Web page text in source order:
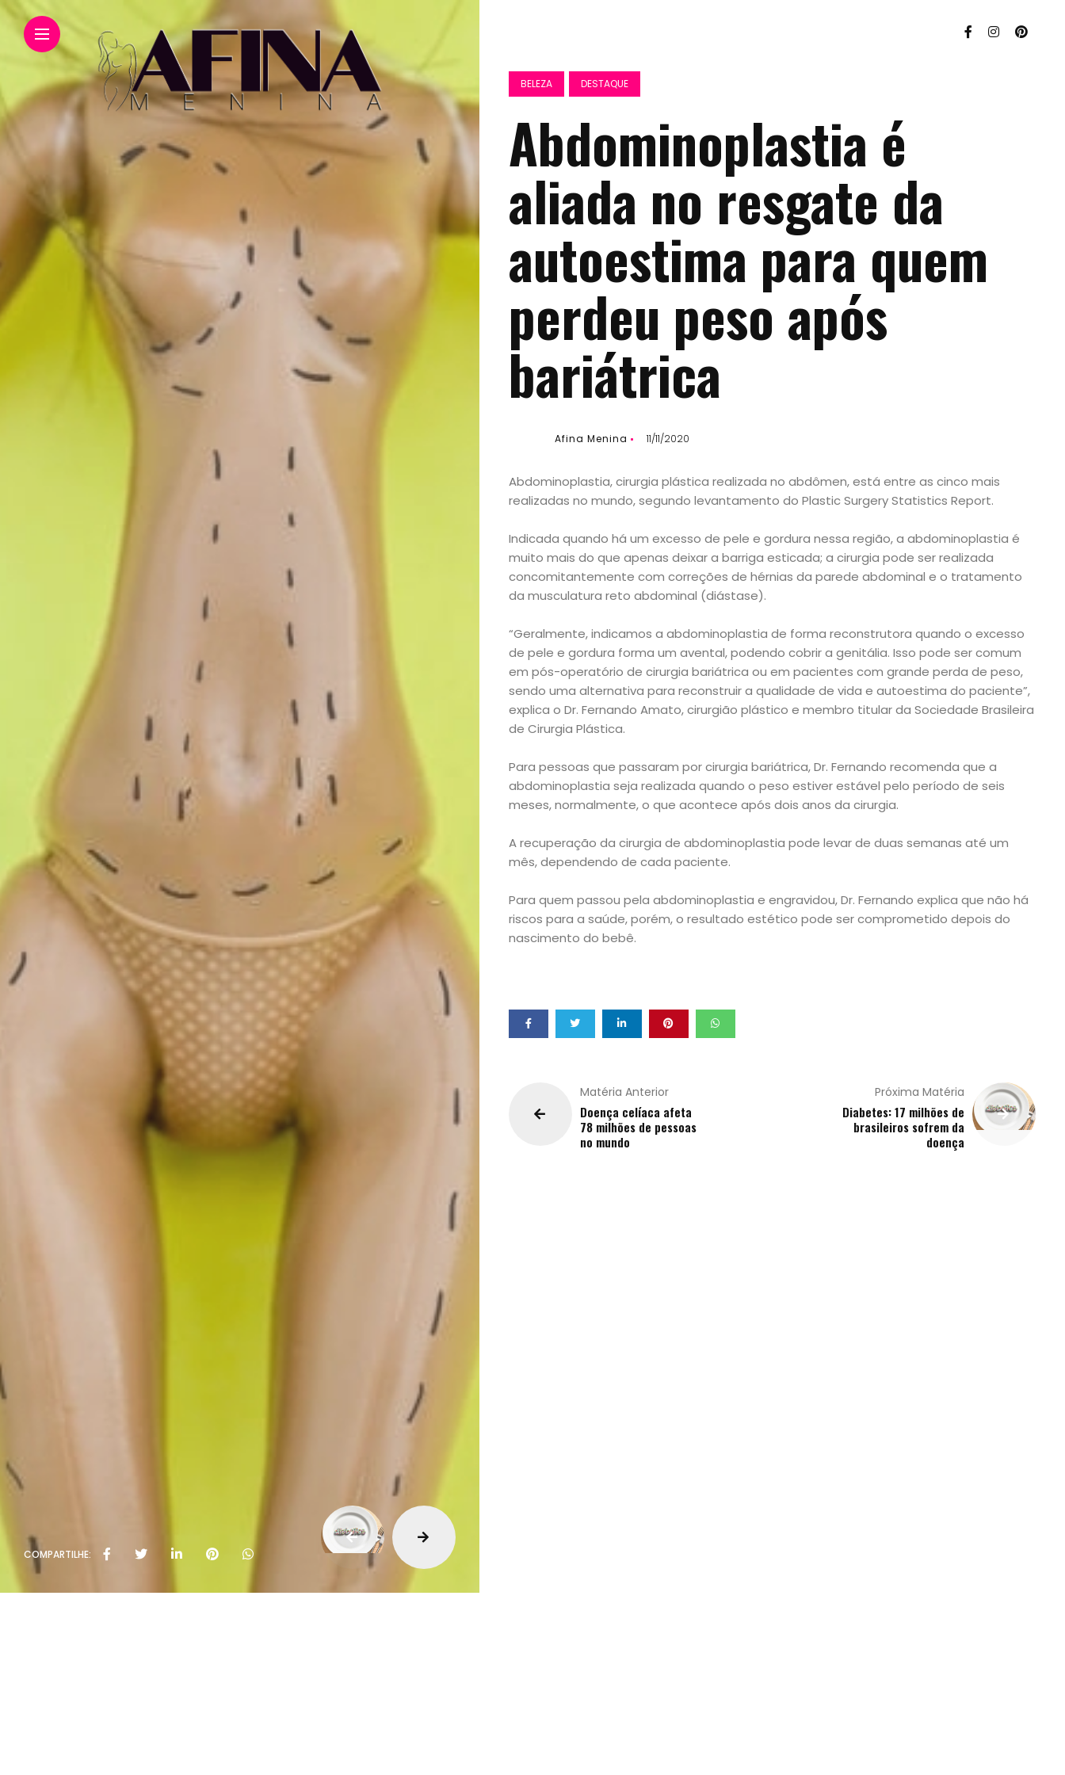
Início
Academia
Beleza
Bora
lá!
Casa
Decoração
Exclusiva
Homem
&
Notícias
Opinião
COMPARTILHE:
BELEZA DESTAQUE
Abdominoplastia é
aliada no resgate da
autoestima para quem
perdeu peso após
bariátrica
Afina Menina 11/11/2020
Abdominoplastia, cirurgia plástica realizada no abdômen, está entre as cinco mais
realizadas no mundo, segundo levantamento do Plastic Surgery Statistics Report.
Indicada quando há um excesso de pele e gordura nessa região, a abdominoplastia é
muito mais do que apenas deixar a barriga esticada; a cirurgia pode ser realizada
concomitantemente com correções de hérnias da parede abdominal e o tratamento
da musculatura reto abdominal (diástase).
“Geralmente, indicamos a abdominoplastia de forma reconstrutora quando o excesso
de pele e gordura forma um avental, podendo cobrir a genitália. Isso pode ser comum
em pós-operatório de cirurgia bariátrica ou em pacientes com grande perda de peso,
sendo uma alternativa para reconstruir a qualidade de vida e autoestima do paciente”,
explica o Dr. Fernando Amato, cirurgião plástico e membro titular da Sociedade Brasileira
de Cirurgia Plástica.
Para pessoas que passaram por cirurgia bariátrica, Dr. Fernando recomenda que a
abdominoplastia seja realizada quando o peso estiver estável pelo período de seis
meses, normalmente, o que acontece após dois anos da cirurgia.
A recuperação da cirurgia de abdominoplastia pode levar de duas semanas até um
mês, dependendo de cada paciente.
Para quem passou pela abdominoplastia e engravidou, Dr. Fernando explica que não há
riscos para a saúde, porém, o resultado estético pode ser comprometido depois do
nascimento do bebê.
Matéria Anterior
Doença celíaca afeta
78 milhões de pessoas
no mundo
Próxima Matéria
Diabetes: 17 milhões de
brasileiros sofrem da
doença